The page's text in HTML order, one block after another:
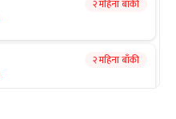
२ महिना बाँकी
२ महिना बाँकी